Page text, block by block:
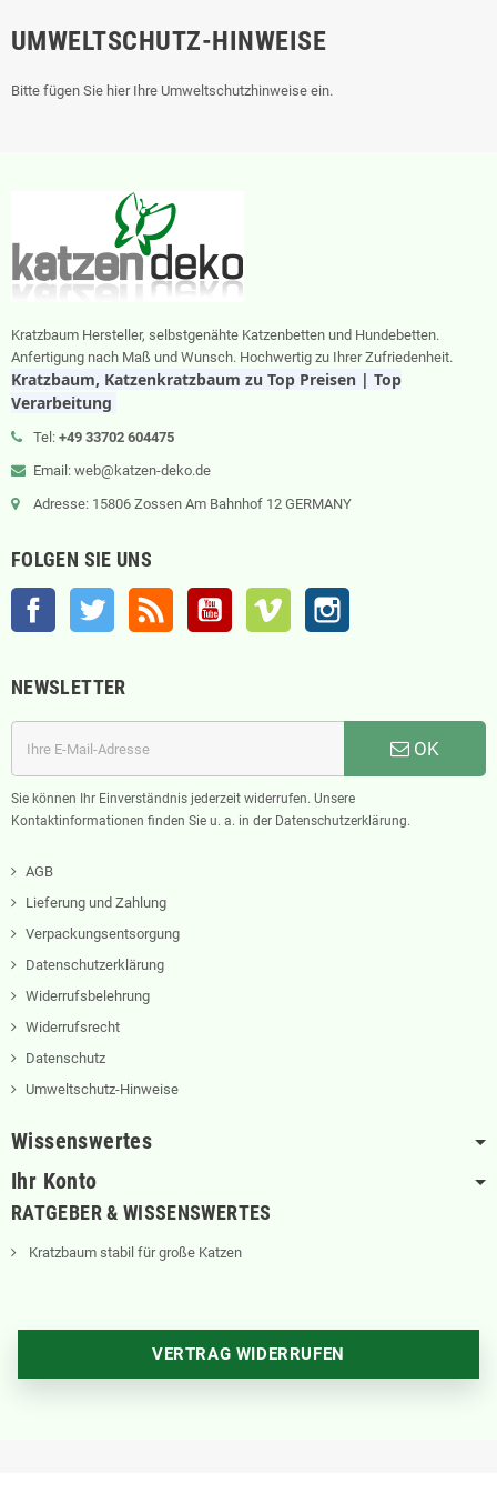
UMWELTSCHUTZ-HINWEISE
Bitte fügen Sie hier Ihre Umweltschutzhinweise ein.
Kratzbaum Hersteller, selbstgenähte Katzenbetten und Hundebetten.
Anfertigung nach Maß und Wunsch. Hochwertig zu Ihrer Zufriedenheit.
Kratzbaum, Katzenkratzbaum zu Top Preisen | Top
Verarbeitung
Tel: +49 33702 604475
Email: web@katzen-deko.de
Adresse: 15806 Zossen Am Bahnhof 12 GERMANY
FOLGEN SIE UNS
Facebook Twitter RSS YouTube Vimeo
NEWSLETTER
OK
Sie können Ihr Einverständnis jederzeit widerrufen. Unsere
Kontaktinformationen finden Sie u. a. in der Datenschutzerklärung.
AGB
Lieferung und Zahlung
Verpackungsentsorgung
Datenschutzerklärung
Widerrufsbelehrung
Widerrufsrecht
Datenschutz
Umweltschutz-Hinweise
Wissenswertes
Ihr Konto
RATGEBER & WISSENSWERTES
Kratzbaum stabil für große Katzen
VERTRAG WIDERRUFEN